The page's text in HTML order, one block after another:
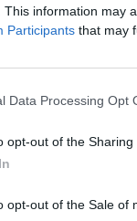
This information may
Participants that may
Data Processing Opt
opt-out of the Sharing
opt-out of the Sale of
στην
η Εταιρεία
την χρηματική